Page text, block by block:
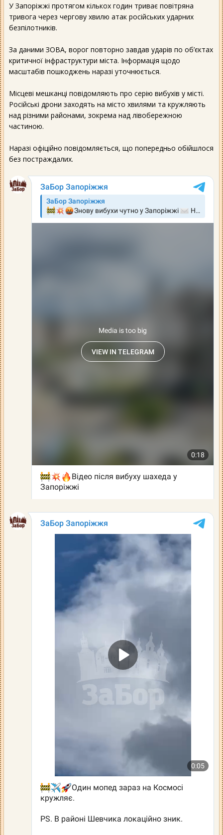
У Запоріжжі протягом кількох годин триває повітряна
тривога через чергову хвилю атак російських ударних
безпілотників.
За даними ЗОВА, ворог повторно завдав ударів по об’єктах
критичної інфраструктури міста. Інформація щодо
масштабів пошкоджень наразі уточнюється.
Місцеві мешканці повідомляють про серію вибухів у місті.
Російські дрони заходять на місто хвилями та кружляють
над різними районами, зокрема над лівобережною
частиною.
Наразі офіційно повідомляється, що попередньо обійшлося
без постраждалих.